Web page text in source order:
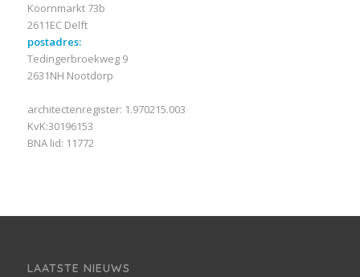
Koornmarkt 73b
2611EC Delft
postadres:
Tedingerbroekweg 9
2631NH Nootdorp
architectenregister: 1.970215.003
KvK:30196153
BNA lid: 11772
LAATSTE NIEUWS